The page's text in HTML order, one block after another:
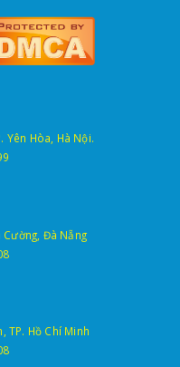
Yên Hòa, Hà Nội.
Cường, Đà Nẵng
TP. Hồ Chí Minh